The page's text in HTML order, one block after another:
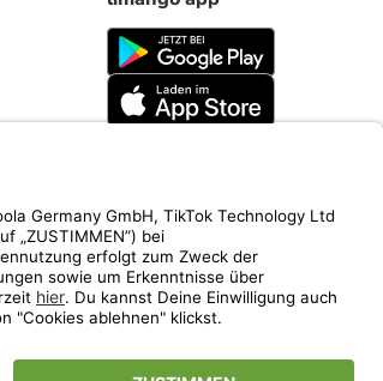
limango.nl limango.pl